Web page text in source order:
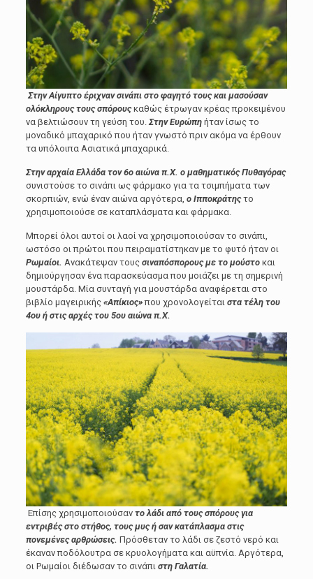
Στην Αίγυπτο έριχναν σινάπι στο φαγητό τους και μασούσαν
ολόκληρους τους σπόρουςκαθώς έτρωγαν κρέας προκειμένου
να βελτιώσουν τη γεύση του.Στην Ευρώπη ήταν ίσως το
μοναδικό μπαχαρικό που ήταν γνωστό πριν ακόμα να έρθουν
τα υπόλοιπα Ασιατικά μπαχαρικά.
Στην αρχαία Ελλάδα τον 6ο αιώνα π.Χ. ο μαθηματικός Πυθαγόρας
συνιστούσε το σινάπι ως φάρμακο για τα τσιμπήματα των
σκορπιών, ενώ έναν αιώνα αργότερα, ο Ιπποκράτηςτο
χρησιμοποιούσε σε καταπλάσματα και φάρμακα.
Μπορεί όλοι αυτοί οι λαοί να χρησιμοποιούσαν το σινάπι,
ωστόσο οι πρώτοι που πειραματίστηκαν με το φυτό ήταν οι
Ρωμαίοι. Ανακάτεψαν τους σιναπόσπορους με το μούστο και
δημιούργησαν ένα παρασκεύασμα που μοιάζει με τη σημερινή
μουστάρδα. Μία συνταγή για μουστάρδα αναφέρεται στο
βιβλίο μαγειρικής «Απίκιος»που χρονολογείταιστα τέλη του
4ου ή στις αρχές του 5ου αιώνα π.Χ.
Επίσης χρησιμοποιούσαν το λάδι από τους σπόρους για
εντριβές στο στήθος, τους μυς ή σαν κατάπλασμα στις
πονεμένες αρθρώσεις. Πρόσθεταν το λάδι σε ζεστό νερό και
έκαναν ποδόλουτρα σε κρυολογήματα και αϋπνία. Αργότερα,
οι Ρωμαίοι διέδωσαν το σινάπι στη Γαλατία.